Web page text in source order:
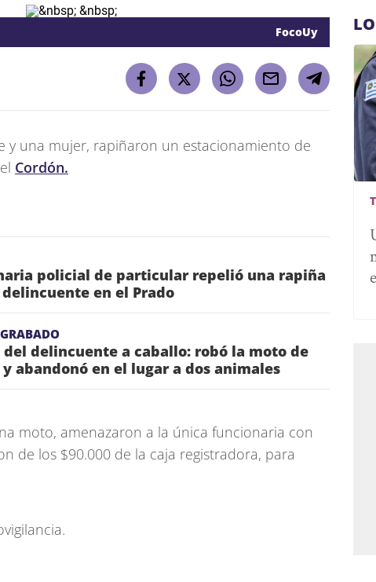
FocoUy
y una mujer, rapiñaron un estacionamiento de
Cordón.
policial de particular repelió una rapiña
en el Prado
delincuente a caballo: robó la moto de
abandonó en el lugar a dos animales
moto, amenazaron a la única funcionaria con
de los $90.000 de la caja registradora, para